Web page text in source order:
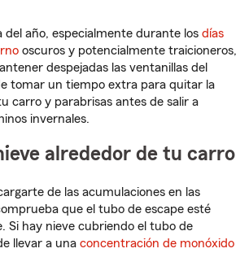
del año, especialmente durante los días
oscuros y potencialmente traicioneros,
despejadas las ventanillas del
tomar un tiempo extra para quitar la
carro y parabrisas antes de salir a
invernales.
alrededor de tu carro
de las acumulaciones en las
que el tubo de escape esté
Si hay nieve cubriendo el tubo de
llevar a una concentración de monóxido